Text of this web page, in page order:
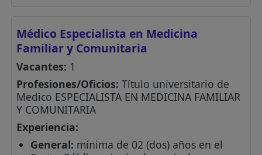
Médico Especialista en Medicina
Familiar y Comunitaria
Vacantes: 1
Profesiones/Oficios: Título universitario de
Medico ESPECIALISTA EN MEDICINA FAMILIAR
Y COMUNITARIA
Experiencia:
General: mínima de 02 (dos) años en el